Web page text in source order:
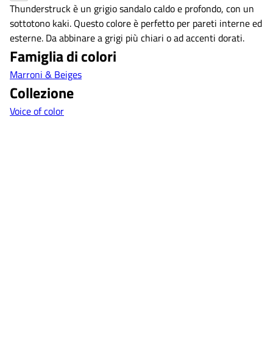
Thunderstruck è un grigio sandalo caldo e profondo, con un
sottotono kaki. Questo colore è perfetto per pareti interne ed
esterne. Da abbinare a grigi più chiari o ad accenti dorati.
Famiglia di colori
Marroni & Beiges
Collezione
Voice of color